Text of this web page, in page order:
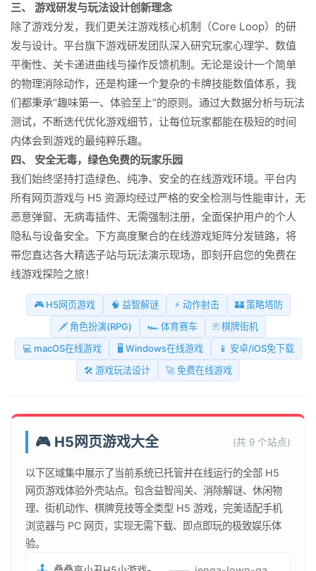
三、 游戏研发与玩法设计创新理念
除了游戏分发，我们更关注游戏核心机制（Core Loop）的研
发与设计。平台旗下游戏研发团队深入研究玩家心理学、数值
平衡性、关卡递进曲线与操作反馈机制。无论是设计一个简单
的物理消除动作，还是构建一个复杂的卡牌技能数值体系，我
们都秉承“趣味第一、体验至上”的原则。通过大数据分析与玩法
测试，不断迭代优化游戏细节，让每位玩家都能在极短的时间
内体会到游戏的最纯粹乐趣。
四、 安全无毒，绿色免费的玩家乐园
我们始终坚持打造绿色、纯净、安全的在线游戏环境。平台内
所有网页游戏与 H5 资源均经过严格的安全检测与性能审计，无
恶意弹窗、无病毒插件、无需强制注册，全面保护用户的个人
隐私与设备安全。下方高度聚合的在线游戏矩阵分发链路，将
带您直达各大精选子站与玩法演示现场，即刻开启您的免费在
线游戏探险之旅！
🎮 H5网页游戏 🧠 益智解谜 ⚡ 动作射击
🏰 策略塔防
🗡️ 角色扮演(RPG)
🏎️ 体育赛车
🃏 棋牌街机
💻 macOS在线游戏
🖥️ Windows在线游戏
📱 安卓/iOS免下载
🛠️ 游戏玩法设计
🚀 免费在线游戏
🎮 H5网页游戏大全 (共 9 个站点)
以下区域集中展示了当前系统已托管并在线运行的全部 H5
网页游戏体验外壳站点。包含益智闯关、消除解谜、休闲物
理、街机动作、棋牌竞技等全类型 H5 游戏，完美适配手机
浏览器与 PC 网页，实现无需下载、即点即玩的极致娱乐体
验。